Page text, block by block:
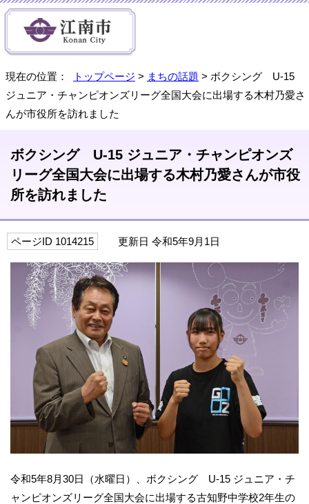
現在の位置： トップページ > まちの話題 > ボクシング U-15
ジュニア・チャンピオンズリーグ全国大会に出場する木村乃愛さ
んが市役所を訪れました
ボクシング U-15 ジュニア・チャンピオンズ
リーグ全国大会に出場する木村乃愛さんが市役
所を訪れました
ページID 1014215 更新日 令和5年9月1日
令和5年8月30日（水曜日）、ボクシング U-15 ジュニア・チ
ャンピオンズリーグ全国大会に出場する古知野中学校2年生の